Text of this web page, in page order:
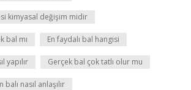
kimyasal değişim midir
bal mı En faydalı bal hangisi
yapılır Gerçek bal çok tatlı olur mu
nasıl anlaşılır